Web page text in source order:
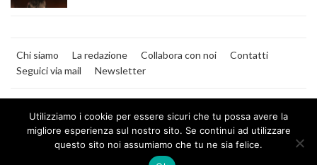
Chi siamo La redazione Collabora con noi
Contatti
Seguici via mail
Newsletter
MilanoNera
Utilizziamo i cookie per essere sicuri che tu possa avere la
migliore esperienza sul nostro sito. Se continui ad utilizzare
questo sito noi assumiamo che tu ne sia felice.